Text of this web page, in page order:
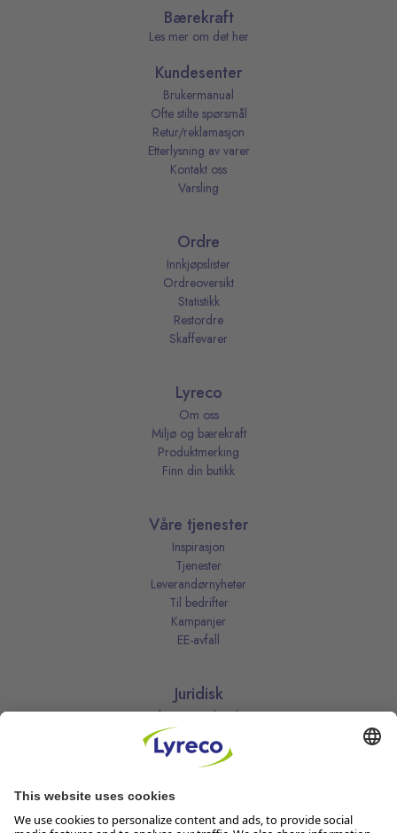
Bærekraft
Les mer om det her
Kundesenter
Brukermanual
Ofte stilte spørsmål
Retur/reklamasjon
Etterlysning av varer
Kontakt oss
Varsling
Ordre
Innkjøpslister
Ordreoversikt
Statistikk
Restordre
Skaffevarer
Lyreco
Om oss
Miljø og bærekraft
Produktmerking
Finn din butikk
Våre tjenester
Inspirasjon
Tjenester
Leverandørnyheter
Til bedrifter
Kampanjer
EE-avfall
Juridisk
Informasjonskapsler
Kjøpsbetingelser
Personvernerklæring
Vilkår
Vilkår for kundeklubben
Åpenhetsloven